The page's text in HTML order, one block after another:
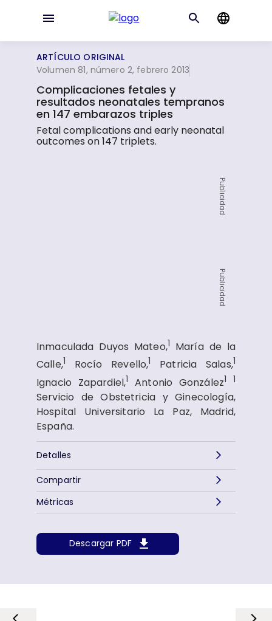
ARTÍCULO ORIGINAL
Volumen 81, número 2, febrero 2013
Complicaciones fetales y
resultados neonatales tempranos
en 147 embarazos triples
Fetal complications and early neonatal
outcomes on 147 triplets.
Publicidad
Publicidad
Inmaculada Duyos Mateo,1 María de la
Calle,1 Rocío Revello,1 Patricia Salas,1
Ignacio Zapardiel,1 Antonio González1 1
Servicio de Obstetricia y Ginecología,
Hospital Universitario La Paz, Madrid,
España.
Detalles
Descargar PDF
Métricas
Compartir